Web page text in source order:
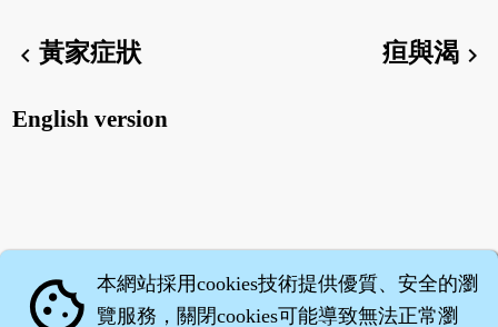
chevron_left黃家症狀 疸與渴chevron_right
English version
cookie 本網站採用cookies技術提供優質、安全的瀏
覽服務，關閉cookies可能導致無法正常瀏